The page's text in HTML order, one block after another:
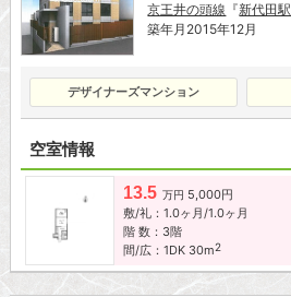
京王井の頭線 『新代田駅
築年月2015年12月
デザイナーズマンション
空室情報
13.5 万円 5,000円
敷/礼：1.0ヶ月/1.0ヶ月
階 数：3階
間/広：1DK 30m2